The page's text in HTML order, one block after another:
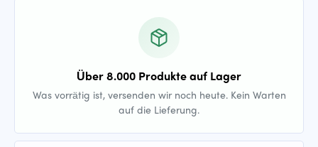
Über 8.000 Produkte auf Lager
Was vorrätig ist, versenden wir noch heute. Kein Warten
auf die Lieferung.